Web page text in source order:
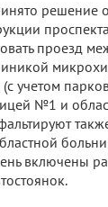
решение
проезд
учетом
№1 и
включены